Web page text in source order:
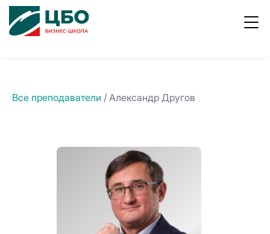
Все преподаватели / Александр Другов